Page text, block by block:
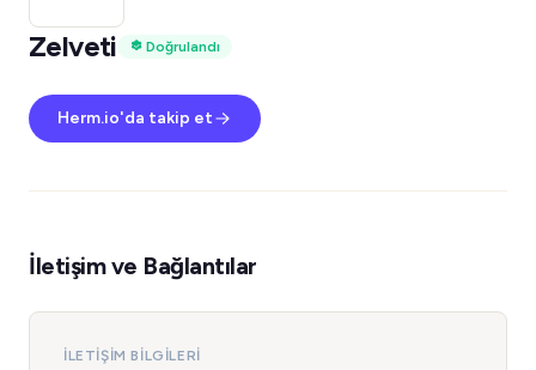
Zelveti Doğrulandı
Herm.io'da takip et
İletişim ve Bağlantılar
İLETIŞIM BILGILERI